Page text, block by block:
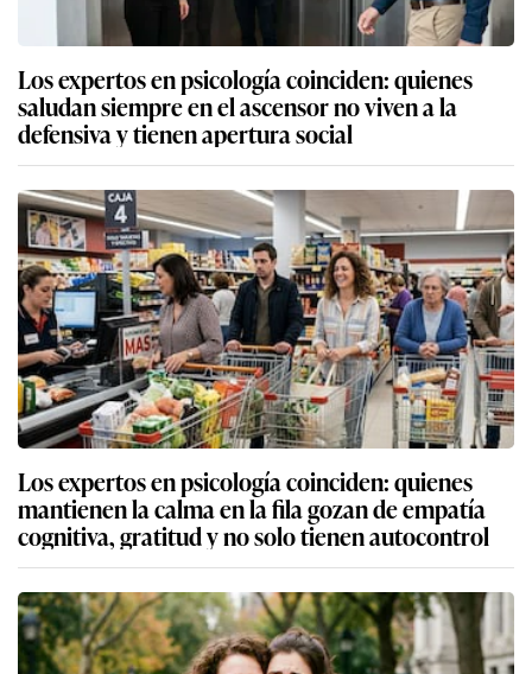
Los expertos en psicología coinciden: quienes
saludan siempre en el ascensor no viven a la
defensiva y tienen apertura social
Los expertos en psicología coinciden: quienes
mantienen la calma en la fila gozan de empatía
cognitiva, gratitud y no solo tienen autocontrol